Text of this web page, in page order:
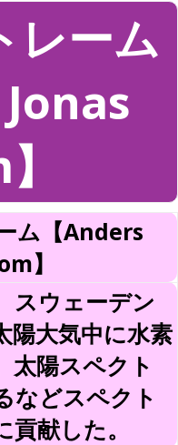
レーム
ム【Anders
】
スウェーデン
陽大気中に水素
太陽スペクト
などスペクト
献した。